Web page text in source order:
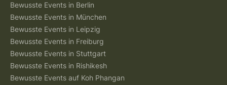
Bewusste Events in Berlin
Bewusste Events in München
Bewusste Events in Leipzig
Bewusste Events in Freiburg
Bewusste Events in Stuttgart
Bewusste Events in Rishikesh
Bewusste Events auf Koh Phangan